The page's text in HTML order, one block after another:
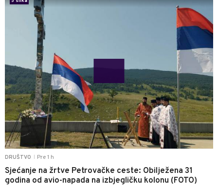
DRUŠTVO Pre 1 h
Sjećanje na žrtve Petrovačke ceste: Obilježena 31
godina od avio-napada na izbjegličku kolonu (FOTO)